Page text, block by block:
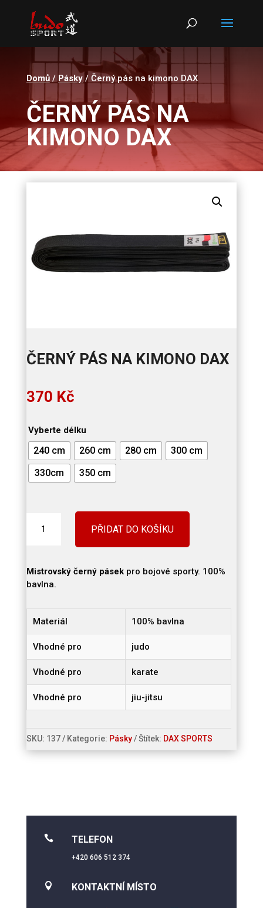
Products
search
Domů/ Pásky/ Černý pás na kimono DAX
ČERNÝ PÁS NA
KIMONO DAX
ČERNÝ PÁS NA KIMONO DAX
370 Kč
Vyberte délku
240 cm 260 cm 280 cm
300 cm
330cm
350 cm
DAX
množství
PŘIDAT DO KOŠÍKU
Mistrovský černý pásekpro bojové sporty. 100%
bavlna.
Materiál 100% bavlna
Vhodné pro judo
Vhodné pro karate
Vhodné pro jiu-jitsu
SKU: 137 Kategorie: Pásky Štítek: DAX SPORTS
 TELEFON
+420 606 512 374
 KONTAKTNÍ MÍSTO